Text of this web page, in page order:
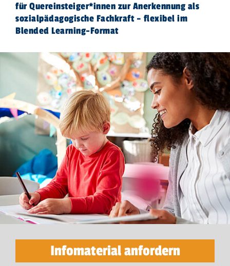
für Quereinsteiger*innen zur Anerkennung als
sozialpädagogische Fachkraft – flexibel im
Blended Learning-Format
Infomaterial anfordern